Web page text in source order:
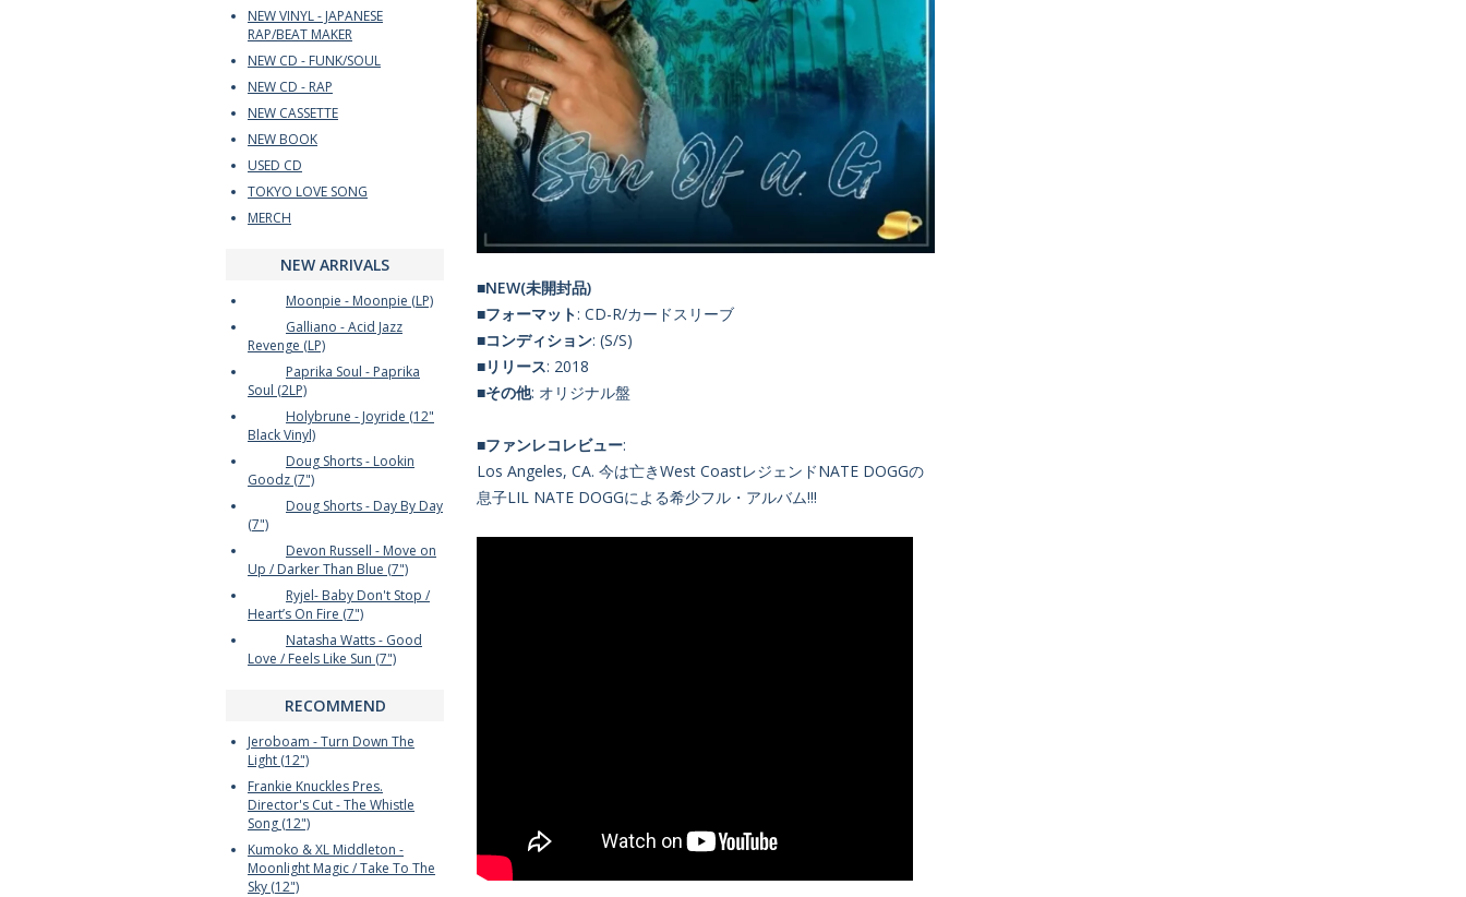
■NEW(未開封品)
■フォーマット: CD-R/カードスリーブ
■コンディション: (S/S)
■リリース: 2018
■その他: オリジナル盤
■ファンレコレビュー:
Los Angeles, CA. 今は亡きWest CoastレジェンドNATE DOGGの
息子LIL NATE DOGGによる希少フル・アルバム!!!
NEW VINYL - JAPANESE
RAP/BEAT MAKER
NEW CD - FUNK/SOUL
NEW CD - RAP
NEW CASSETTE
NEW BOOK
USED CD
TOKYO LOVE SONG
MERCH
NEW ARRIVALS
Moonpie - Moonpie (LP)
Galliano - Acid Jazz
Revenge (LP)
Paprika Soul - Paprika
Soul (2LP)
Holybrune - Joyride (12"
Black Vinyl)
Doug Shorts - Lookin
Goodz (7")
Doug Shorts - Day By Day
(7")
Devon Russell - Move on
Up / Darker Than Blue (7")
Ryjel- Baby Don't Stop /
Heart’s On Fire (7")
Natasha Watts - Good
Love / Feels Like Sun (7")
RECOMMEND
Jeroboam - Turn Down The
Light (12")
Frankie Knuckles Pres.
Director's Cut - The Whistle
Song (12")
Kumoko & XL Middleton -
Moonlight Magic / Take To The
Sky (12")